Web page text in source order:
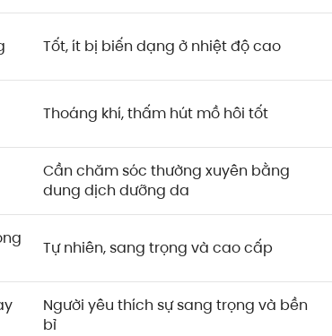
Tốt, ít bị biến dạng ở nhiệt độ cao
Thoáng khí, thấm hút mồ hôi tốt
Cần chăm sóc thường xuyên bằng
dung dịch dưỡng da
Tự nhiên, sang trọng và cao cấp
Người yêu thích sự sang trọng và bền
bỉ